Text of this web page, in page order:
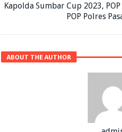
Kapolda Sumbar Cup 2023,
POP Polres
ABOUT THE AUTHOR